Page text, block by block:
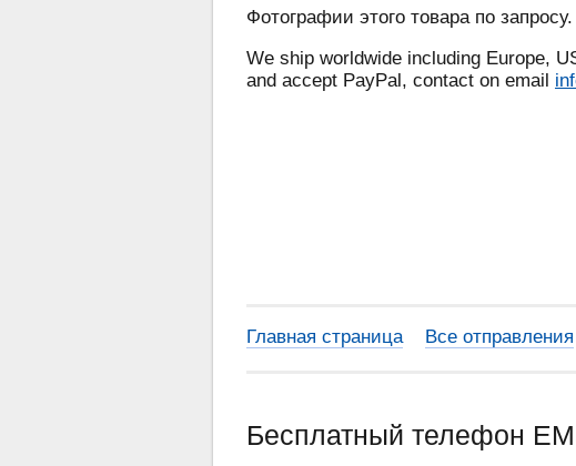
Фотографии этого товара по запросу.
We ship worldwide including Europe,
and accept PayPal, contact on email
Главная страница Все отправления
Бесплатный телефон